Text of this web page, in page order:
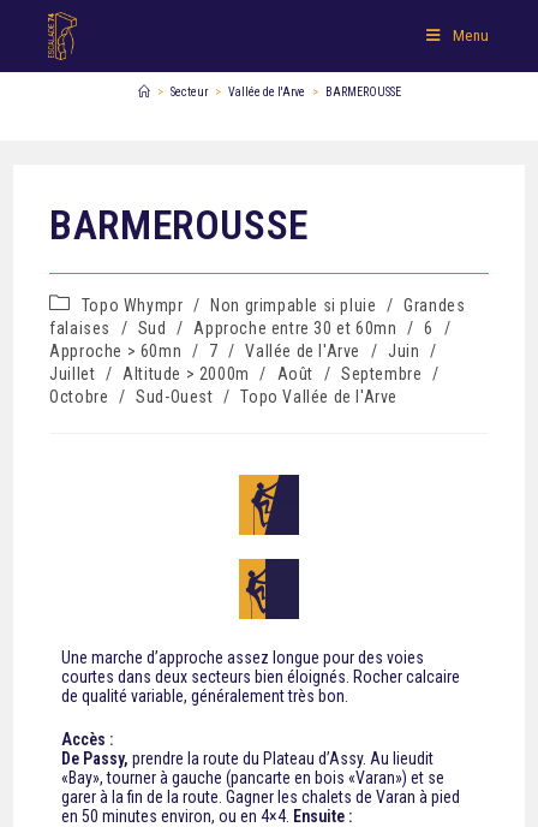
Menu
> Secteur > Vallée de l'Arve > BARMEROUSSE
BARMEROUSSE
Topo Whympr / Non grimpable si pluie / Grandes
falaises
/ Sud / Approche entre 30 et 60mn / 6
/
Approche > 60mn
/ 7 / Vallée de l'Arve / Juin
/
Juillet / Altitude > 2000m / Août / Septembre
/
Octobre
/ Sud-Ouest / Topo Vallée de l'Arve
Une marche d’approche assez longue pour des voies
courtes dans deux secteurs bien éloignés. Rocher calcaire
de qualité variable, généralement très bon.
Accès :
De Passy, prendre la route du Plateau d’Assy. Au lieudit
«Bay», tourner à gauche (pancarte en bois «Varan») et se
garer à la fin de la route. Gagner les chalets de Varan à pied
en 50 minutes environ, ou en 4×4. Ensuite :